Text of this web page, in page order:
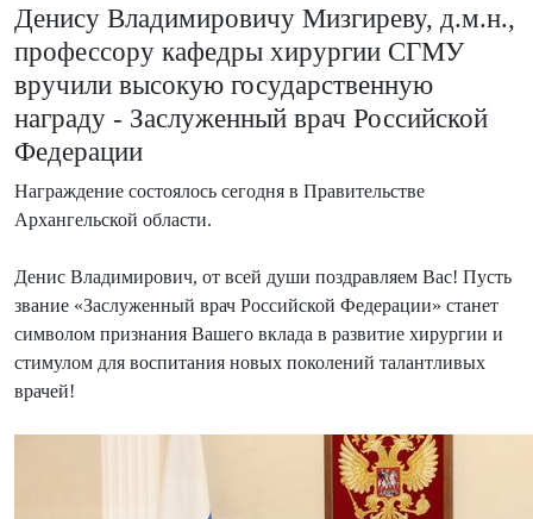
Денису Владимировичу Мизгиреву, д.м.н.,
профессору кафедры хирургии СГМУ
вручили высокую государственную
награду - Заслуженный врач Российской
Федерации
Награждение состоялось сегодня в Правительстве
Архангельской области.
Денис Владимирович, от всей души поздравляем Вас! Пусть
звание «Заслуженный врач Российской Федерации» станет
символом признания Вашего вклада в развитие хирургии и
стимулом для воспитания новых поколений талантливых
врачей!